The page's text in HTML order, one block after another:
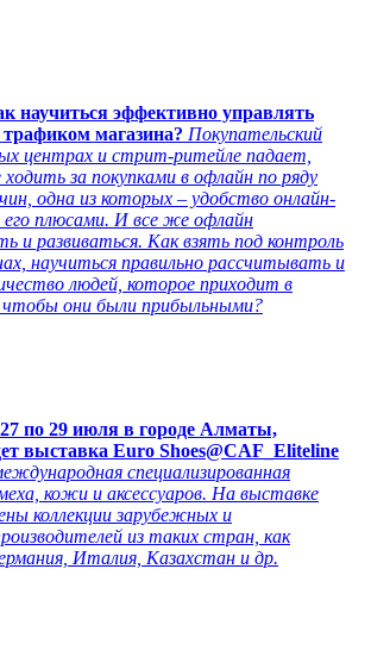
научиться эффективно управлять
магазина? Покупательский
центрах и стрит-ритейле падает,
за покупками в офлайн по ряду
одна из которых – удобство онлайн-
его плюсами. И все же офлайн
развиваться. Как взять под контроль
научиться правильно рассчитывать и
людей, которое приходит в
они были прибыльными?
по 29 июля в городе Алматы,
выставка Euro Shoes@CAF_Eliteline
специализированная
кожи и аксессуаров. На выставке
коллекции зарубежных и
из таких стран, как
Италия, Казахстан и др.